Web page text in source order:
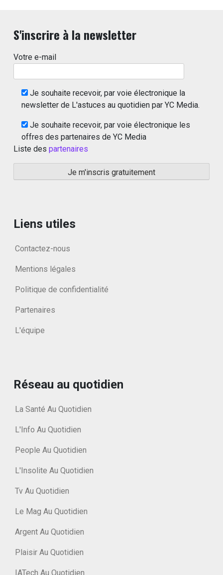
S'inscrire à la newsletter
Votre e-mail
Je souhaite recevoir, par voie électronique la
newsletter de L'astuces au quotidien par YC Media.
Je souhaite recevoir, par voie électronique les
offres des partenaires de YC Media
Liste des partenaires
Liens utiles
Contactez-nous
Mentions légales
Politique de confidentialité
Partenaires
L'équipe
Réseau au quotidien
La Santé Au Quotidien
L'Info Au Quotidien
People Au Quotidien
L'Insolite Au Quotidien
Tv Au Quotidien
Le Mag Au Quotidien
Argent Au Quotidien
Plaisir Au Quotidien
IATech Au Quotidien